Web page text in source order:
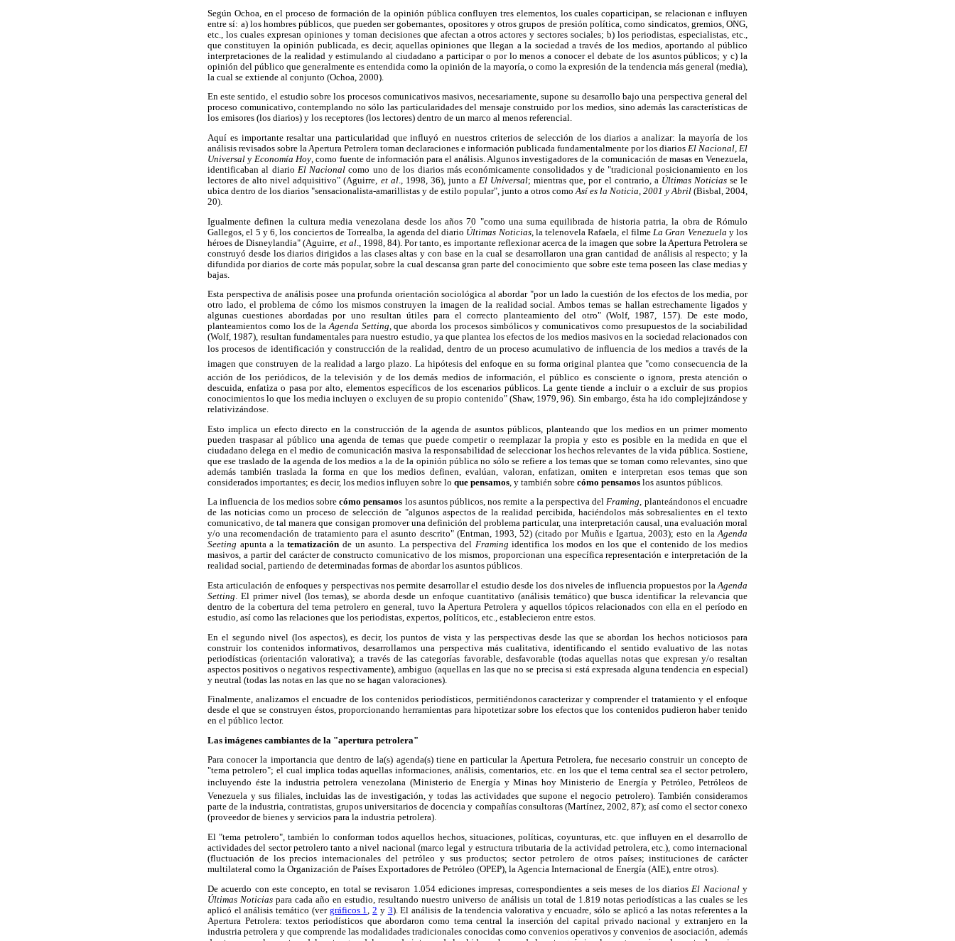
Según Ochoa, en el proceso de formación de la opinión pública confluyen tres elementos, los cuales coparticipan, se relacionan e influyen
entre sí: a) los hombres públicos, que pueden ser gobernantes, opositores y otros grupos de presión política, como sindicatos, gremios, ONG,
etc., los cuales expresan opiniones y toman decisiones que afectan a otros actores y sectores sociales; b) los periodistas, especialistas, etc.,
que constituyen la opinión publicada, es decir, aquellas opiniones que llegan a la sociedad a través de los medios, aportando al público
interpretaciones de la realidad y estimulando al ciudadano a participar o por lo menos a conocer el debate de los asuntos públicos; y c) la
opinión del público que generalmente es entendida como la opinión de la mayoría, o como la expresión de la tendencia más general (media),
la cual se extiende al conjunto (Ochoa, 2000).
En este sentido, el estudio sobre los procesos comunicativos masivos, necesariamente, supone su desarrollo bajo una perspectiva general del
proceso comunicativo, contemplando no sólo las particularidades del mensaje construido por los medios, sino además las características de
los emisores (los diarios) y los receptores (los lectores) dentro de un marco al menos referencial.
Aquí es importante resaltar una particularidad que influyó en nuestros criterios de selección de los diarios a analizar: la mayoría de los
análisis revisados sobre la Apertura Petrolera toman declaraciones e información publicada fundamentalmente por los diarios El Nacional, El
Universal yEconomía Hoy, como fuente de información para el análisis. Algunos investigadores de la comunicación de masas en Venezuela,
identificaban al diario El Nacional como uno de los diarios más económicamente consolidados y de "tradicional posicionamiento en los
lectores de alto nivel adquisitivo" (Aguirre, et al., 1998, 36), junto aEl Universal; mientras que, por el contrario, a Últimas Noticiasse le
ubica dentro de los diarios "sensacionalista-amarillistas y de estilo popular", junto a otros comoAsí es la Noticia, 2001 y Abril (Bisbal, 2004,
20).
Igualmente definen la cultura media venezolana desde los años 70 "como una suma equilibrada de historia patria, la obra de Rómulo
Gallegos, el 5 y 6, los conciertos de Torrealba, la agenda del diario Últimas Noticias, la telenovela Rafaela, el filme La Gran Venezuela y los
héroes de Disneylandia" (Aguirre, et al., 1998, 84). Por tanto, es importante reflexionar acerca de la imagen que sobre la Apertura Petrolera se
construyó desde los diarios dirigidos a las clases altas y con base en la cual se desarrollaron una gran cantidad de análisis al respecto; y la
difundida por diarios de corte más popular, sobre la cual descansa gran parte del conocimiento que sobre este tema poseen las clase medias y
bajas.
Esta perspectiva de análisis posee una profunda orientación sociológica al abordar "por un lado la cuestión de los efectos de los media, por
otro lado, el problema de cómo los mismos construyen la imagen de la realidad social. Ambos temas se hallan estrechamente ligados y
algunas cuestiones abordadas por uno resultan útiles para el correcto planteamiento del otro" (Wolf, 1987, 157). De este modo,
planteamientos como los de laAgenda Setting, que aborda los procesos simbólicos y comunicativos como presupuestos de la sociabilidad
(Wolf, 1987), resultan fundamentales para nuestro estudio, ya que plantea los efectos de los medios masivos en la sociedad relacionados con
los procesos de identificación y construcción de la realidad, dentro de un proceso acumulativo de influencia de los medios a través de la
imagen que construyen de la realidad a largo plazo. La hipótesis del enfoque en su forma original plantea que "como consecuencia de la
acción de los periódicos, de la televisión y de los demás medios de información, el público es consciente o ignora, presta atención o
descuida, enfatiza o pasa por alto, elementos específicos de los escenarios públicos. La gente tiende a incluir o a excluir de sus propios
conocimientos lo que los media incluyen o excluyen de su propio contenido" (Shaw, 1979, 96). Sin embargo, ésta ha ido complejizándose y
relativizándose.
Esto implica un efecto directo en la construcción de la agenda de asuntos públicos, planteando que los medios en un primer momento
pueden traspasar al público una agenda de temas que puede competir o reemplazar la propia y esto es posible en la medida en que el
ciudadano delega en el medio de comunicación masiva la responsabilidad de seleccionar los hechos relevantes de la vida pública. Sostiene,
que ese traslado de la agenda de los medios a la de la opinión pública no sólo se refiere a los temas que se toman como relevantes, sino que
además también traslada la forma en que los medios definen, evalúan, valoran, enfatizan, omiten e interpretan esos temas que son
considerados importantes; es decir, los medios influyen sobre lo que pensamos , y también sobre cómo pensamos los asuntos públicos.
La influencia de los medios sobrecómo pensamos los asuntos públicos, nos remite a la perspectiva delFraming, planteándonos el encuadre
de las noticias como un proceso de selección de "algunos aspectos de la realidad percibida, haciéndolos más sobresalientes en el texto
comunicativo, de tal manera que consigan promover una definición del problema particular, una interpretación causal, una evaluación moral
y/o una recomendación de tratamiento para el asunto descrito" (Entman, 1993, 52) (citado por Muñis e Igartua, 2003); esto en laAgenda
Seeting apunta a latematización de un asunto. La perspectiva del Framing identifica los modos en los que el contenido de los medios
masivos, a partir del carácter de constructo comunicativo de los mismos, proporcionan una específica representación e interpretación de la
realidad social, partiendo de determinadas formas de abordar los asuntos públicos.
Esta articulación de enfoques y perspectivas nos permite desarrollar el estudio desde los dos niveles de influencia propuestos por laAgenda
Setting. El primer nivel (los temas), se aborda desde un enfoque cuantitativo (análisis temático) que busca identificar la relevancia que
dentro de la cobertura del tema petrolero en general, tuvo la Apertura Petrolera y aquellos tópicos relacionados con ella en el período en
estudio, así como las relaciones que los periodistas, expertos, políticos, etc., establecieron entre estos.
En el segundo nivel (los aspectos), es decir, los puntos de vista y las perspectivas desde las que se abordan los hechos noticiosos para
construir los contenidos informativos, desarrollamos una perspectiva más cualitativa, identificando el sentido evaluativo de las notas
periodísticas (orientación valorativa); a través de las categorías favorable, desfavorable (todas aquellas notas que expresan y/o resaltan
aspectos positivos o negativos respectivamente), ambiguo (aquellas en las que no se precisa si está expresada alguna tendencia en especial)
y neutral (todas las notas en las que no se hagan valoraciones).
Finalmente, analizamos el encuadre de los contenidos periodísticos, permitiéndonos caracterizar y comprender el tratamiento y el enfoque
desde el que se construyen éstos, proporcionando herramientas para hipotetizar sobre los efectos que los contenidos pudieron haber tenido
en el público lector.
Las imágenes cambiantes de la "apertura petrolera"
Para conocer la importancia que dentro de la(s) agenda(s) tiene en particular la Apertura Petrolera, fue necesario construir un concepto de
"tema petrolero"; el cual implica todas aquellas informaciones, análisis, comentarios, etc. en los que el tema central sea el sector petrolero,
incluyendo éste la industria petrolera venezolana (Ministerio de Energía y Minas hoy Ministerio de Energía y Petróleo, Petróleos de
Venezuela y sus filiales, incluidas las de investigación, y todas las actividades que supone el negocio petrolero). También consideramos
parte de la industria, contratistas, grupos universitarios de docencia y compañías consultoras (Martínez, 2002, 87); así como el sector conexo
(proveedor de bienes y servicios para la industria petrolera).
El "tema petrolero", también lo conforman todos aquellos hechos, situaciones, políticas, coyunturas, etc. que influyen en el desarrollo de
actividades del sector petrolero tanto a nivel nacional (marco legal y estructura tributaria de la actividad petrolera, etc.), como internacional
(fluctuación de los precios internacionales del petróleo y sus productos; sector petrolero de otros países; instituciones de carácter
multilateral como la Organización de Países Exportadores de Petróleo (OPEP), la Agencia Internacional de Energía (AIE), entre otros).
De acuerdo con este concepto, en total se revisaron 1.054 ediciones impresas, correspondientes a seis meses de los diarios El Nacionaly
Últimas Noticias para cada año en estudio, resultando nuestro universo de análisis un total de 1.819 notas periodísticas a las cuales se les
aplicó el análisis temático (ver gráficos 1 ,2 y 3). El análisis de la tendencia valorativa y encuadre, sólo se aplicó a las notas referentes a la
Apertura Petrolera: textos periodísticos que abordaron como tema central la inserción del capital privado nacional y extranjero en la
industria petrolera y que comprende las modalidades tradicionales conocidas como convenios operativos y convenios de asociación, además